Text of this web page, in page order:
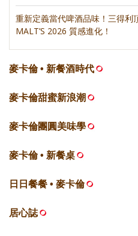
重新定義當代啤酒品味！三得利
MALT’S 2026 質感進化！
麥卡倫 • 新餐酒時代
麥卡倫甜蜜新浪潮
麥卡倫團圓美味學
麥卡倫 • 新餐桌
日日餐餐 • 麥卡倫
居心誌